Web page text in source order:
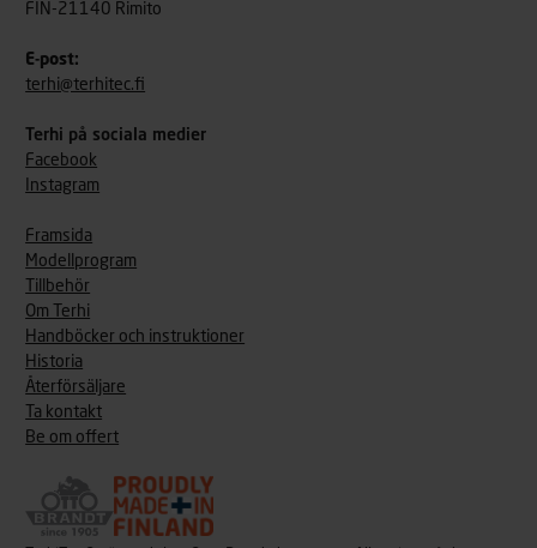
FIN-21140 Rimito
E-post:
terhi@terhitec.fi
Terhi på sociala medier
Facebook
Instagram
Framsida
Modellprogram
Tillbehör
Om Terhi
Handböcker och instruktioner
Historia
Återförsäljare
Ta kontakt
Be om offert